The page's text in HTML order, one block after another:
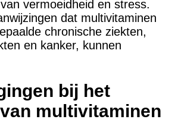
vermoeidheid en stress.
dat multivitaminen
chronische ziekten,
en kanker, kunnen
bij het
multivitaminen